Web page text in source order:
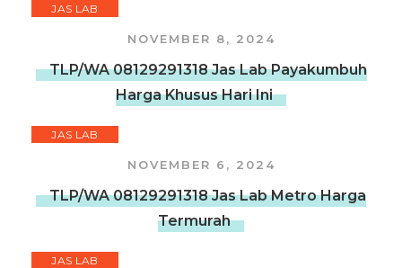
JAS LAB
NOVEMBER 8, 2024
TLP/WA 08129291318 Jas Lab Payakumbuh
Harga Khusus Hari Ini
JAS LAB
NOVEMBER 6, 2024
TLP/WA 08129291318 Jas Lab Metro Harga
Termurah
JAS LAB